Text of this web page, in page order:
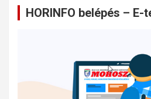
HORINFO belépés –